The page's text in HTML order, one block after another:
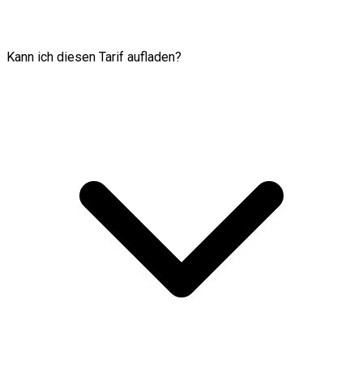
Kann ich diesen Tarif aufladen?